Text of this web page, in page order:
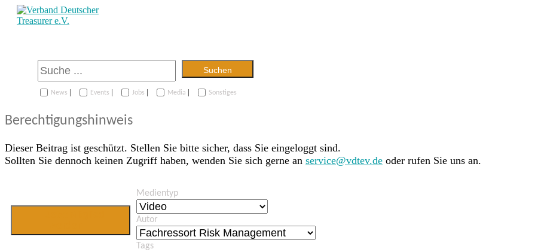
Suchen
News | Events | Jobs | Media | Sonstiges
Berechtigungshinweis
Dieser Beitrag ist geschützt. Stellen Sie bitte sicher, dass Sie eingeloggt sind.
Sollten Sie dennoch keinen Zugriff haben, wenden Sie sich gerne an service@vdtev.de oder rufen Sie uns an.
Medientyp
Autor
Tags